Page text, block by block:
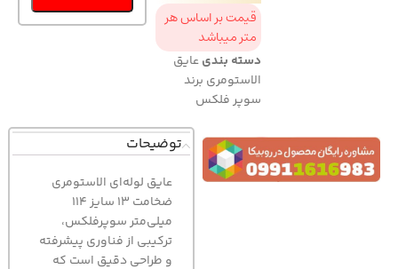
قیمت بر اساس هر
متر میباشد
دسته بندی عایق
الاستومری برند
سوپر فلکس
توضیحات
عايق لوله‌ای الاستومری
ضخامت 13 سایز 114
میلی‌متر سوپرفلکس،
ترکیبی از فناوری پیشرفته
و طراحی دقیق است که